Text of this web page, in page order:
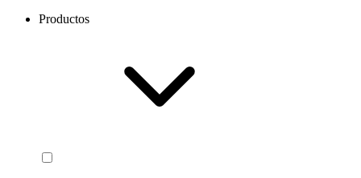
Productos